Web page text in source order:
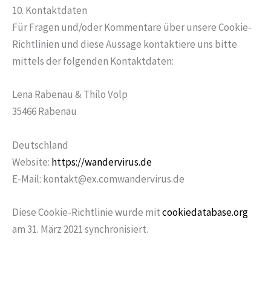
10. Kontaktdaten
Für Fragen und/oder Kommentare über unsere Cookie-
Richtlinien und diese Aussage kontaktiere uns bitte
mittels der folgenden Kontaktdaten:
Lena Rabenau & Thilo Volp
35466 Rabenau
Deutschland
Website: https://wandervirus.de
E-Mail: kontakt@ex.comwandervirus.de
Diese Cookie-Richtlinie wurde mitcookiedatabase.org
am 31. März 2021 synchronisiert.